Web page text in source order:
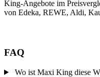
King-Angebote im
von Edeka, REWE, Aldi,
FAQ
Wo ist Maxi King diese